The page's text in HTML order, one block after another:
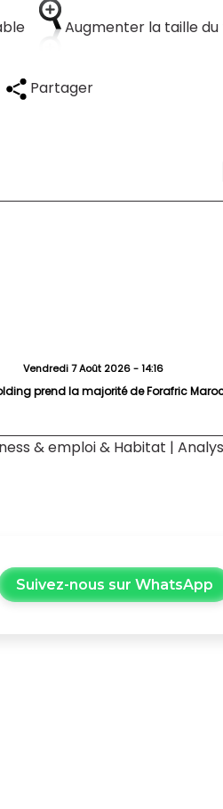
Augmenter la taille
Partager
Vendredi 7 Août 2026 - 14:16
prend la majorité de Forafric
& emploi & Habitat |
Suivez-nous sur WhatsApp